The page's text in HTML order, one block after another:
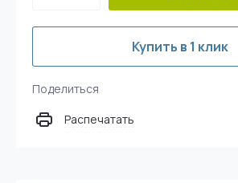
Купить в 1 клик
Поделиться
Распечатать